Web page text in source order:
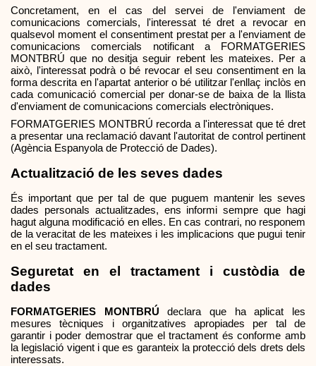
Concretament, en el cas del servei de l'enviament de
comunicacions comercials, l'interessat té dret a revocar en
qualsevol moment el consentiment prestat per a l'enviament de
comunicacions comercials notificant a FORMATGERIES
MONTBRÚ que no desitja seguir rebent les mateixes. Per a
això, l'interessat podrà o bé revocar el seu consentiment en la
forma descrita en l'apartat anterior o bé utilitzar l'enllaç inclòs en
cada comunicació comercial per donar-se de baixa de la llista
d'enviament de comunicacions comercials electròniques.
FORMATGERIES MONTBRÚ recorda a l'interessat que té dret
a presentar una reclamació davant l'autoritat de control pertinent
(Agència Espanyola de Protecció de Dades).
Actualització de les seves dades
És important que per tal de que puguem mantenir les seves
dades personals actualitzades, ens informi sempre que hagi
hagut alguna modificació en elles. En cas contrari, no responem
de la veracitat de les mateixes i les implicacions que pugui tenir
en el seu tractament.
Seguretat en el tractament i custòdia de
dades
FORMATGERIES MONTBRÚ declara que ha aplicat les
mesures tècniques i organitzatives apropiades per tal de
garantir i poder demostrar que el tractament és conforme amb
la legislació vigent i que es garanteix la protecció dels drets dels
interessats.